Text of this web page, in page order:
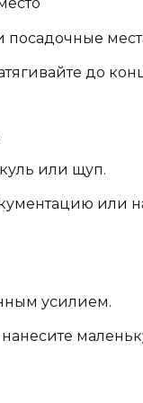
посадочные
до
или щуп.
или
усилием.